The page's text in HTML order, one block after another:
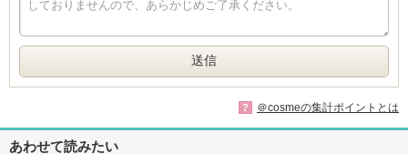
? ＠cosmeの集計ポイントとは
あわせて読みたい